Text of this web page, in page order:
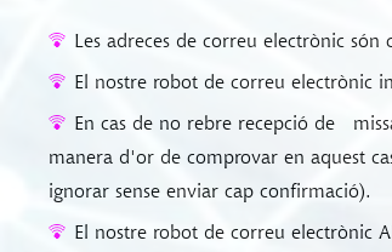
Les adreces de correu electrònic
El nostre robot de correu electrònic
En cas de no rebre recepció de
manera d'or de comprovar en aquest
ignorar sense enviar cap confirmació).
El nostre robot de correu electrònic